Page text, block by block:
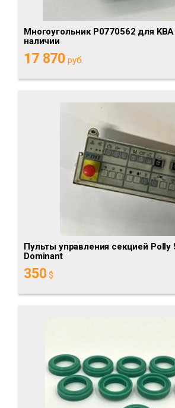
Многоугольник P0770562 для
наличии
17 870 руб.
Пульты управления секцией Polly
Dominant
350 $